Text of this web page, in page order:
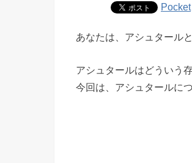
Pocket
あなたは、アシュタール
アシュタールはどういう
今回は、アシュタールに